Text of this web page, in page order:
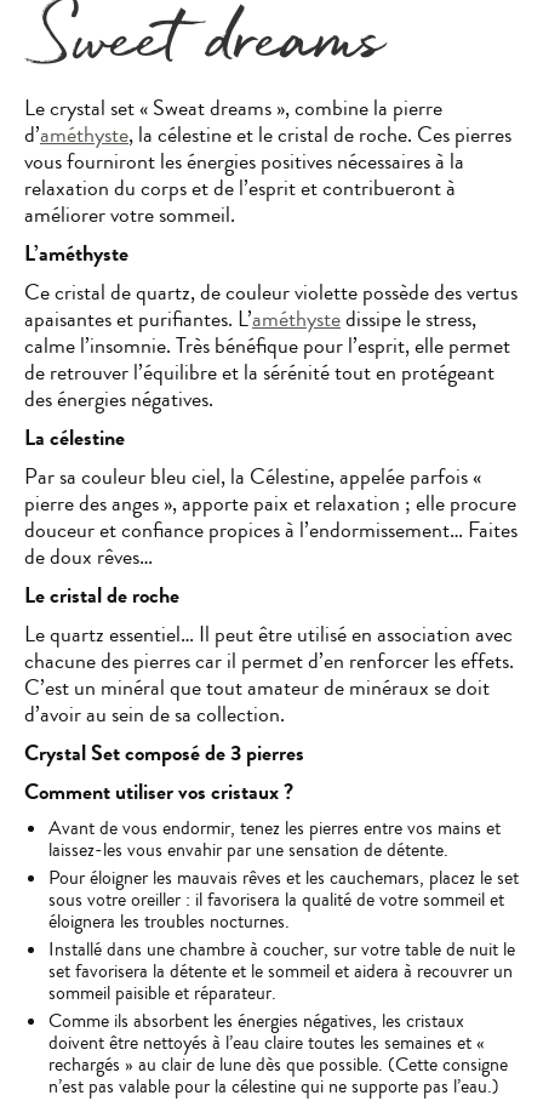
Sweet dreams
Le crystal set « Sweat dreams », combine la pierre
d’améthyste, la célestine et le cristal de roche. Ces pierres
vous fourniront les énergies positives nécessaires à la
relaxation du corps et de l’esprit et contribueront à
améliorer votre sommeil.
L’améthyste
Ce cristal de quartz, de couleur violette possède des vertus
apaisantes et purifiantes. L’améthystedissipe le stress,
calme l’insomnie. Très bénéfique pour l’esprit, elle permet
de retrouver l’équilibre et la sérénité tout en protégeant
des énergies négatives.
La célestine
Par sa couleur bleu ciel, la Célestine, appelée parfois «
pierre des anges », apporte paix et relaxation ; elle procure
douceur et confiance propices à l’endormissement… Faites
de doux rêves…
Le cristal de roche
Le quartz essentiel… Il peut être utilisé en association avec
chacune des pierres car il permet d’en renforcer les effets.
C’est un minéral que tout amateur de minéraux se doit
d’avoir au sein de sa collection.
Crystal Set composé de 3 pierres
Comment utiliser vos cristaux ?
Avant de vous endormir, tenez les pierres entre vos mains et
laissez-les vous envahir par une sensation de détente.
Pour éloigner les mauvais rêves et les cauchemars, placez le set
sous votre oreiller : il favorisera la qualité de votre sommeil et
éloignera les troubles nocturnes.
Installé dans une chambre à coucher, sur votre table de nuit le
set favorisera la détente et le sommeil et aidera à recouvrer un
sommeil paisible et réparateur.
Comme ils absorbent les énergies négatives, les cristaux
doivent être nettoyés à l’eau claire toutes les semaines et «
rechargés » au clair de lune dès que possible. (Cette consigne
n’est pas valable pour la célestine qui ne supporte pas l’eau.)